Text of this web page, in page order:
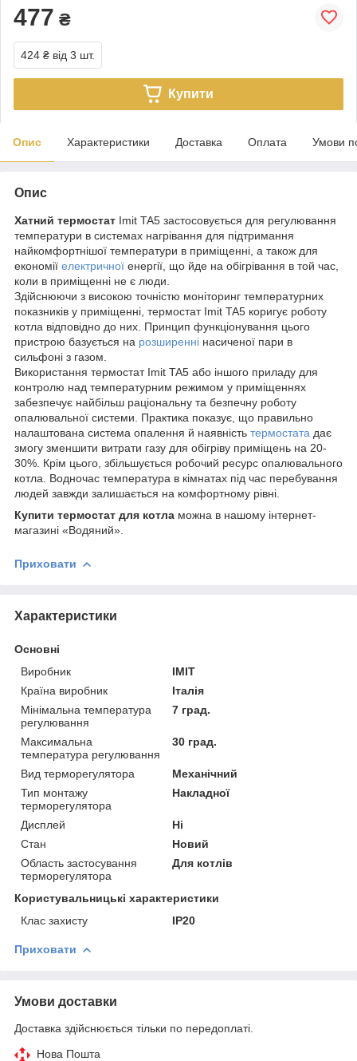
477 ₴
424 ₴ від 3 шт.
Купити
Опис Характеристики Доставка Оплата Умови
Опис
Хатний термостат Imit TA5 застосовується для регулювання
температури в системах нагрівання для підтримання
найкомфортнішої температури в приміщенні, а також для
економії електричної енергії, що йде на обігрівання в той час,
коли в приміщенні не є люди.
Здійснюючи з високою точністю моніторинг температурних
показників у приміщенні, термостат Imit TA5 коригує роботу
котла відповідно до них. Принцип функціонування цього
пристрою базується на розширенні насиченої пари в
сильфоні з газом.
Використання термостат Imit TA5 або іншого приладу для
контролю над температурним режимом у приміщеннях
забезпечує найбільш раціональну та безпечну роботу
опалювальної системи. Практика показує, що правильно
налаштована система опалення й наявність термостата дає
змогу зменшити витрати газу для обігріву приміщень на 20-
30%. Крім цього, збільшується робочий ресурс опалювального
котла. Водночас температура в кімнатах під час перебування
людей завжди залишається на комфортному рівні.
Купити термостат для котла можна в нашому інтернет-
магазині «Водяний».
Приховати
Характеристики
Основні
Виробник
IMIT
Країна виробник
Італія
Мінімальна температура
регулювання
7 град.
Максимальна
температура регулювання
30 град.
Вид терморегулятора
Механічний
Тип монтажу
терморегулятора
Накладної
Дисплей
Ні
Стан
Новий
Область застосування
терморегулятора
Для котлів
Користувальницькі характеристики
Клас захисту
IP20
Приховати
Умови доставки
Доставка здійснюється тільки по передоплаті.
Нова Пошта